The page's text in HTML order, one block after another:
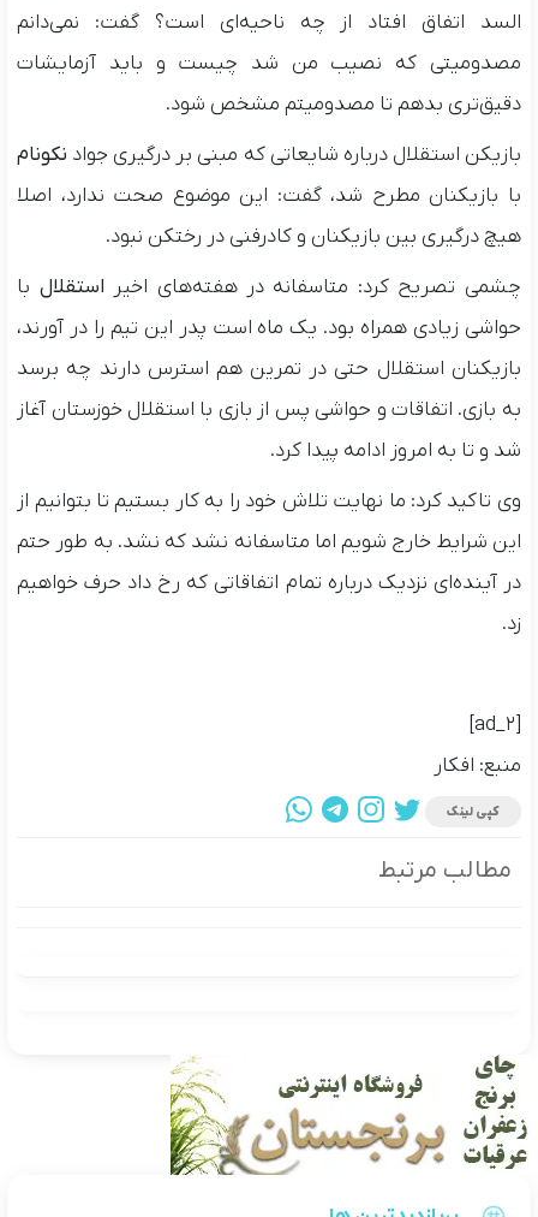
السد اتفاق افتاد از چه ناحیه‌ای است؟ گفت: نمی‌دانم
مصدومیتی که نصیب من شد چیست و باید آزمایشات
دقیق‌تری بدهم تا مصدومیتم مشخص شود.
بازیکن استقلال درباره شایعاتی که مبنی بر درگیری جواد نکونام
با بازیکنان مطرح شد، گفت: این موضوع صحت ندارد، اصلا
هیچ درگیری بین بازیکنان و کادرفنی در رختکن نبود.
چشمی تصریح کرد: متاسفانه در هفته‌های اخیر استقلال با
حواشی زیادی همراه بود. یک ماه است پدر این تیم را در آورند،
بازیکنان استقلال حتی در تمرین هم استرس دارند چه برسد
به بازی. اتفاقات و حواشی پس از بازی با استقلال خوزستان آغاز
شد و تا به امروز ادامه پیدا کرد.
وی تاکید کرد: ما نهایت تلاش خود را به کار بستیم تا بتوانیم از
این شرایط خارج شویم اما متاسفانه نشد که نشد. به طور حتم
در آینده‌ای نزدیک درباره تمام اتفاقاتی که رخ داد حرف خواهیم
زد.
[ad_2]
منبع: افکار
کپی لینک
مطالب مرتبط